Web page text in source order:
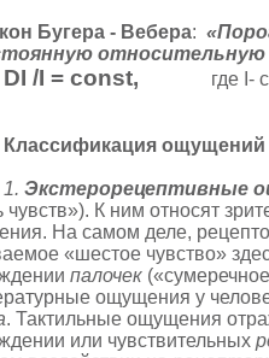
Бугера - Вебера:
относительную
DI /I =const, где I-
Классификацияощущений
1.Экстерорецептивные
чувств»). К ним относят
На самом деле,
«шестое чувство»
палочек
ощущения у
. Тактильные ощущения
или чувствительных